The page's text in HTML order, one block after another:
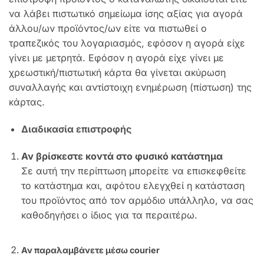
να λάβει πιστωτικό σημείωμα ίσης αξίας για αγορά
άλλου/ων προϊόντος/ων είτε να πιστωθεί ο
τραπεζικός του λογαριασμός, εφόσον η αγορά είχε
γίνει με μετρητά. Εφόσον η αγορά είχε γίνει με
χρεωστική/πιστωτική κάρτα θα γίνεται ακύρωση
συναλλαγής και αντίστοιχη ενημέρωση (πίστωση) της
κάρτας.
Διαδικασία επιστροφής
Αν βρίσκεστε κοντά στο φυσικό κατάστημα
Σε αυτή την περίπτωση μπορείτε να επισκεφθείτε
το κατάστημα και, αφότου ελεγχθεί η κατάσταση
του προϊόντος από τον αρμόδιο υπάλληλο, να σας
καθοδηγήσει ο ίδιος για τα περαιτέρω.
Αν παραλαμβάνετε μέσω courier